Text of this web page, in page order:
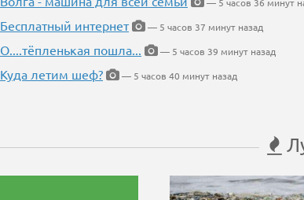
— 5 часов 36 минут
Бесплатный интернет
— 5 часов 37 минут назад
О....тёпленькая пошла...
— 5 часов 39 минут назад
Куда летим шеф? — 5 часов 40 минут назад